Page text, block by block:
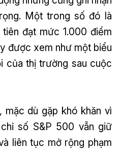
Một trong số đó là
đạt mức 1.000 điểm
được xem như một biểu
của thị trường sau cuộc
dù gặp khó khăn vì
số S&P 500 vẫn giữ
liên tục mở rộng phạm